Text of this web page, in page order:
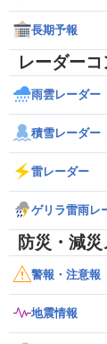
長期予報
レーダー
雨雲レーダー
積雪レーダー
雷レーダー
ゲリラ雷雨レ
防災・減
警報・注意報
地震情報